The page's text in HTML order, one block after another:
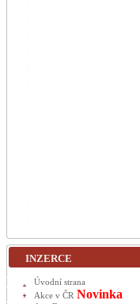
INZERCE
Úvodní strana
Akce v ČR Novinka